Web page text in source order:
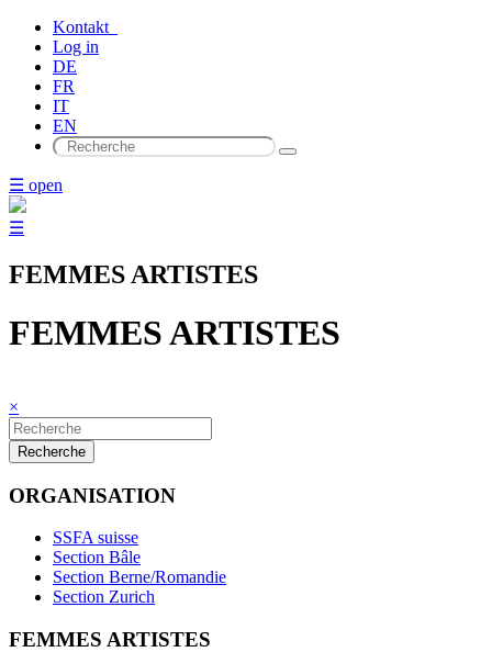
Kontakt
Log in
DE
FR
IT
EN
☰ open
☰
FEMMES ARTISTES
FEMMES ARTISTES
×
Recherche
ORGANISATION
SSFA suisse
Section Bâle
Section Berne/Romandie
Section Zurich
FEMMES ARTISTES